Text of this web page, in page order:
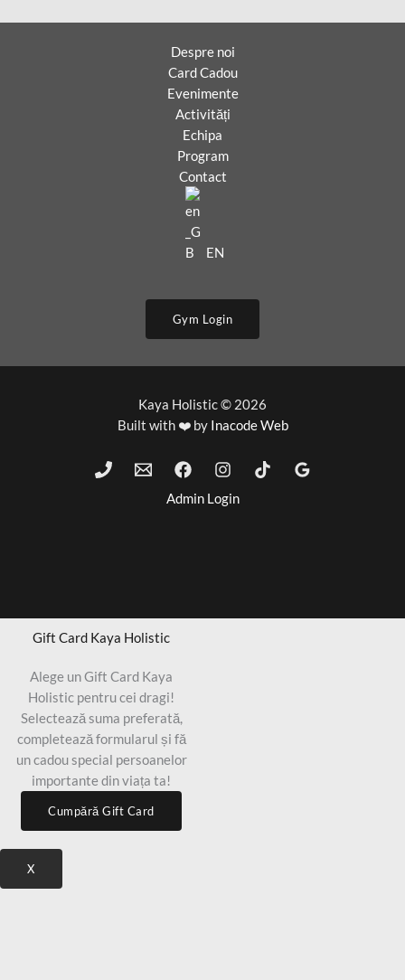
Despre noi
Card Cadou
Evenimente
Activități
Echipa
Program
Contact
EN
Gym Login
Kaya Holistic © 2026
Built with ❤️ by Inacode Web
Admin Login
Gift Card Kaya Holistic
Alege un Gift Card Kaya
Holistic pentru cei dragi!
Selectează suma preferată,
completează formularul și fă
un cadou special persoanelor
importante din viața ta!
Cumpără Gift Card
X